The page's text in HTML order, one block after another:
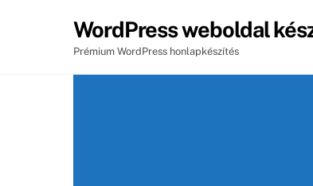
WordPress weboldal
Prémium WordPress honlapkészítés